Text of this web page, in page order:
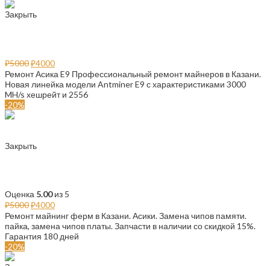
Закрыть
₽5000₽4000
Ремонт Асика E9 Профессиональный ремонт майнеров в Казани.
Новая линейка модели Antminer E9 с характеристиками 3000
MH/s хешрейт и 2556
-20%
Закрыть
Оценка 5.00из 5
₽5000₽4000
Ремонт майнинг ферм в Казани. Асики. Замена чипов памяти.
пайка, замена чипов платы. Запчасти в наличии со скидкой 15%.
Гарантия 180 дней
-20%